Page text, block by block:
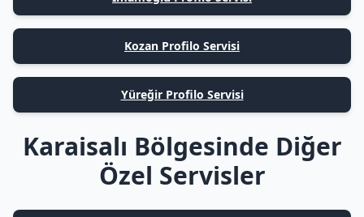
Kozan Profilo Servisi
Yüreğir Profilo Servisi
Karaisalı Bölgesinde Diğer
Özel Servisler